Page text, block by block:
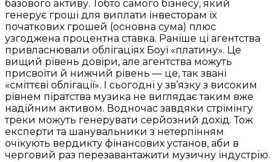
базового активу. Тобто самого бізнесу, який
генерує гроші для виплати інвесторам їх
початкових грошей (основна сума) плюс
узгоджена процентна ставка. Раніше ці агентства
привласнювали облігаціях Боуї «платину». Це
вищий рівень довіри, але агентства можуть
присвоїти й нижчий рівень — це, так звані
«сміттєві облігації». І сьогодні у зв’язку з високим
рівнем піратства музика не виглядає таким вже
надійним активом. Водночас завдяки стрімінгу
треки можуть генерувати серйозний дохід. Тож
експерти та шанувальники з нетерпінням
очікують вердикту фінансових установ, аби в
черговий раз перезавантажити музичну індустрію.